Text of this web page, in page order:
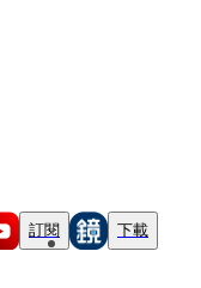
訂閱 下載